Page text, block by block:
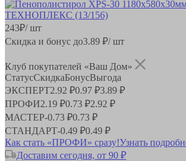
243₽/ шт
Скидка и бонус до3.89 ₽/ шт
Клуб покупателей «Ваш Дом»
СтатусСкидкаБонусВыгода
ЭКСПЕРТ2.92 ₽0.97 ₽3.89 ₽
ПРОФИ2.19 ₽0.73 ₽2.92 ₽
МАСТЕР-0.73 ₽0.73 ₽
СТАНДАРТ-0.49 ₽0.49 ₽
Как стать «ПРОФИ» сразу!Узнать
Доставим сегодня, от 90 ₽